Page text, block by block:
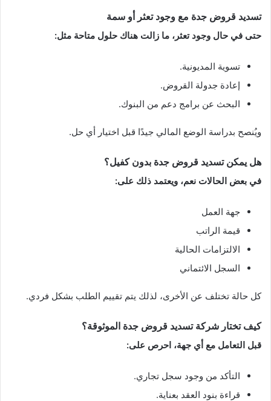
تسديد قروض جدة مع وجود تعثر أو سمة
حتى في حال وجود تعثر، ما زالت هناك حلول متاحة مثل:
تسوية المديونية.
إعادة جدولة القروض.
البحث عن برامج دعم من البنوك.
ويُنصح بدراسة الوضع المالي جيدًا قبل اختيار أي حل.
هل يمكن تسديد قروض جدة بدون كفيل؟
في بعض الحالات نعم، ويعتمد ذلك على:
جهة العمل
قيمة الراتب
الالتزامات الحالية
السجل الائتماني
كل حالة تختلف عن الأخرى، لذلك يتم تقييم الطلب بشكل فردي.
كيف تختار شركة تسديد قروض جدة الموثوقة؟
قبل التعامل مع أي جهة، احرص على:
التأكد من وجود سجل تجاري.
قراءة بنود العقد بعناية.